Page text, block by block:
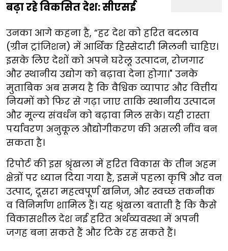
बढ़ा रहे विकसित देश: सीएसई
उनका आगे कहना है, “हर देश को हरित बदलाव
(ग्रीन ट्रांजिशन) में आर्थिक हिस्सेदारी मिलनी चाहिए।
इसके लिए देशों को अपने घरेलू उत्पादन, रोजगार
और स्थानीय उद्योग को बढ़ावा देना होगा।" उनके
मुताबिक अब समय है कि वैश्विक व्यापार और वित्तीय
नियमों को फिर से गढ़ा जाए ताकि स्थानीय उत्पादन
और मूल्य संवर्धन को बढ़ावा मिल सके। यही रास्ता
पर्यावरण अनुकूल औद्योगीकरण की असली नींव बन
सकता है।
रिपोर्ट की इस श्रृंखला में हरित विकास के तीन अहम
क्षेत्रों पर ध्यान दिया गया है, इसमें पहला कृषि और वन
उत्पाद, दूसरा महत्वपूर्ण खनिज, और स्वच्छ तकनीक
व विनिर्माण शामिल हैं। यह श्रृंखला बताती है कि कैसे
विकासशील देश नई हरित अर्थव्यवस्था में अपनी
जगह बना सकते हैं और टिके रह सकते हैं।